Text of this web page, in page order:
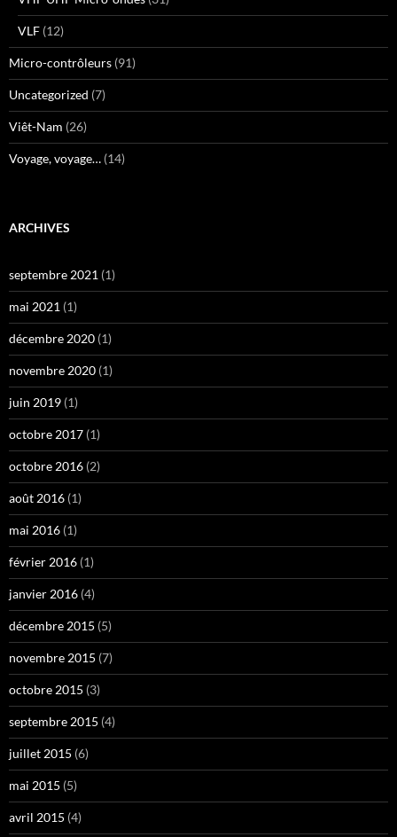
VLF (12)
Micro-contrôleurs (91)
Uncategorized (7)
Viêt-Nam (26)
Voyage, voyage… (14)
ARCHIVES
septembre 2021 (1)
mai 2021 (1)
décembre 2020 (1)
novembre 2020 (1)
juin 2019 (1)
octobre 2017 (1)
octobre 2016 (2)
août 2016 (1)
mai 2016 (1)
février 2016 (1)
janvier 2016 (4)
décembre 2015 (5)
novembre 2015 (7)
octobre 2015 (3)
septembre 2015 (4)
juillet 2015 (6)
mai 2015 (5)
avril 2015 (4)